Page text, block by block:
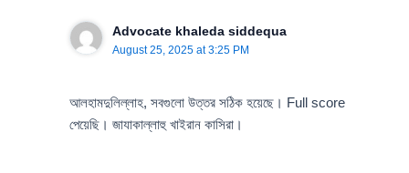
Advocate khaleda siddequa
August 25, 2025 at 3:25 PM
আলহামদুলিল্লাহ, সবগুলো উত্তর সঠিক হয়েছে। Full score
পেয়েছি। জাযাকাল্লাহু খাইরান কাসিরা।